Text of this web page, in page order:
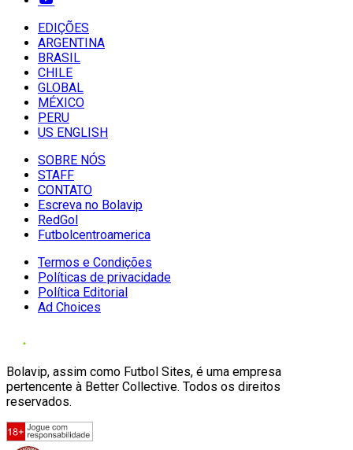
EDIÇÕES
ARGENTINA
BRASIL
CHILE
GLOBAL
MÉXICO
PERU
US ENGLISH
SOBRE NÓS
STAFF
CONTATO
Escreva no Bolavip
RedGol
Futbolcentroamerica
Termos e Condições
Políticas de privacidade
Política Editorial
Ad Choices
Bolavip, assim como Futbol Sites, é uma empresa
pertencente à Better Collective. Todos os direitos
reservados.